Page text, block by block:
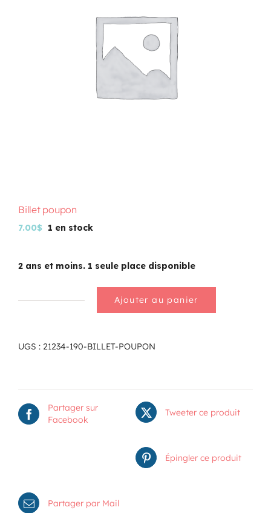
Billet poupon
7.00$ 1 en stock
2 ans et moins. 1 seule place disponible
poupon
Ajouter au panier
UGS : 21234-190-BILLET-POUPON
Partager sur
Facebook
Tweeter ce produit
Épingler ce produit
Partager par Mail